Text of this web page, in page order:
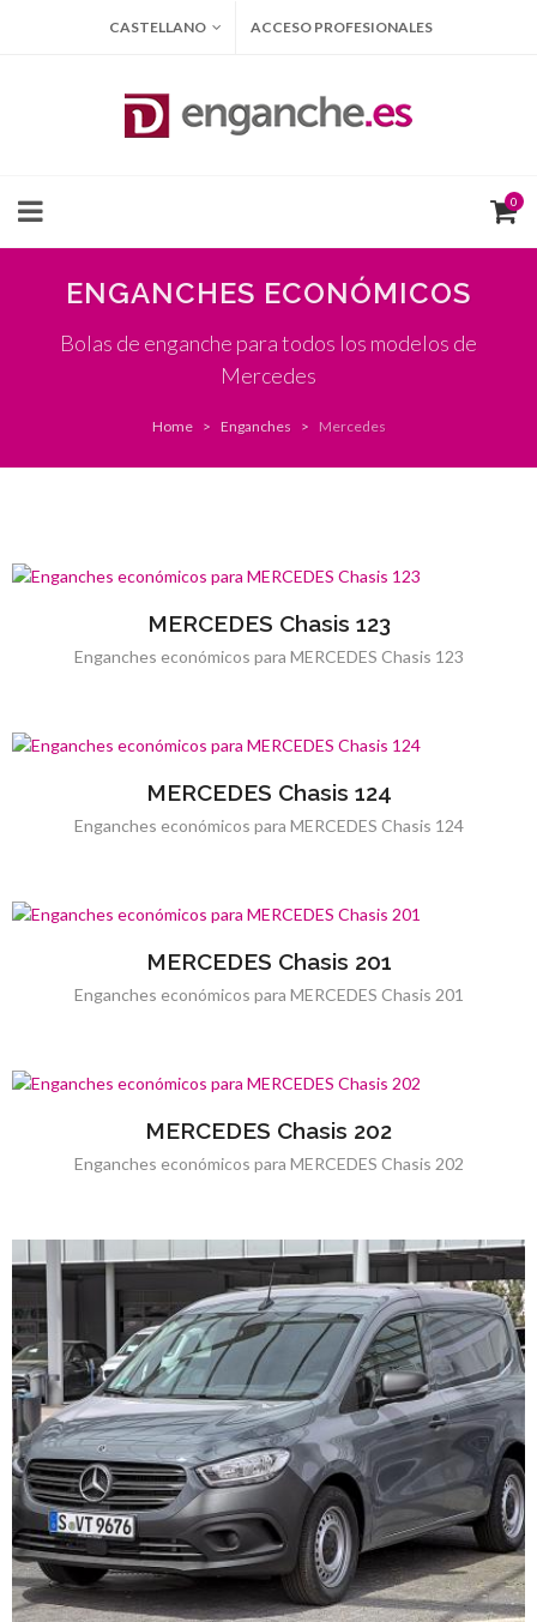
CASTELLANO ACCESO PROFESIONALES
0
ENGANCHES ECONÓMICOS
Bolas de enganche para todos los modelos de
Mercedes
Home Enganches Mercedes
MERCEDES Chasis 123
Enganches económicos para MERCEDES Chasis 123
MERCEDES Chasis 124
Enganches económicos para MERCEDES Chasis 124
MERCEDES Chasis 201
Enganches económicos para MERCEDES Chasis 201
MERCEDES Chasis 202
Enganches económicos para MERCEDES Chasis 202